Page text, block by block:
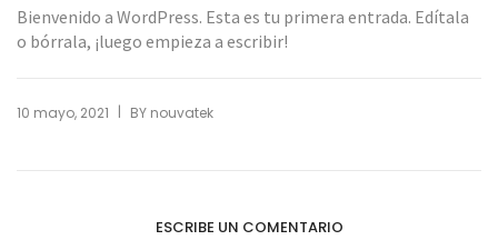
Bienvenido a WordPress. Esta es tu primera entrada. Edítala
o bórrala, ¡luego empieza a escribir!
10 mayo, 2021 | BY nouvatek
ESCRIBE UN COMENTARIO